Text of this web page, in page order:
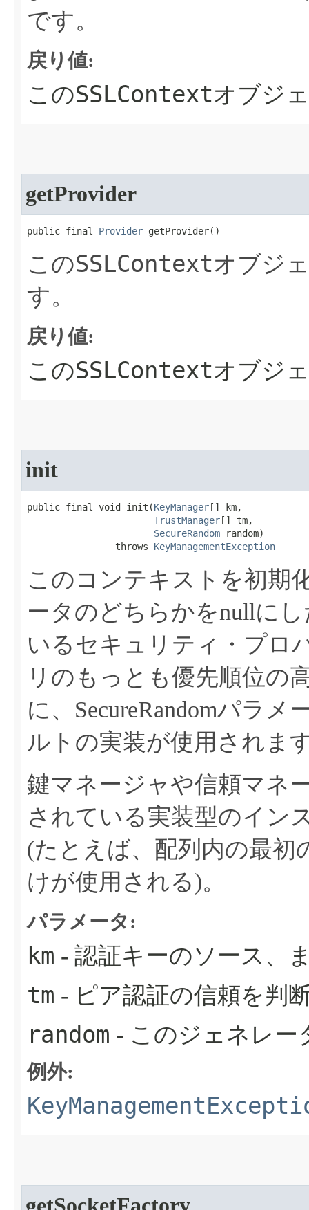
です。
戻り値:
このSSLContextオブジ
getProvider
public final Provider getProvider​()
このSSLContextオブジ
す。
戻り値:
このSSLContextオブジ
init
public final void init​(KeyManager [] km,
TrustManager [] tm,
SecureRandom random)
                throws
KeyManagementException
このコンテキストを初期
ータのどちらかをnullに
いるセキュリティ・プロ
リのもっとも優先順位の
に、SecureRandomパラ
ルトの実装が使用されま
鍵マネージャや信頼マネ
されている実装型のイン
(たとえば、配列内の最初
けが使用される)。
パラメータ:
km - 認証キーのソース、
tm - ピア認証の信頼を判
random - このジェネレー
例外: